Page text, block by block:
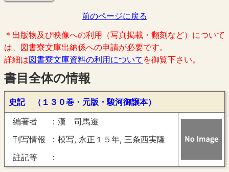
前のページに戻る
＊出版物及び映像への利用（写真掲載・翻刻など）について
は、図書寮文庫出納係への申請が必要です。
詳細は図書寮文庫資料の利用について を御覧下さい。
書目全体の情報
史記 （１３０巻・元版・駿河御譲本）
編著者
漢 司馬遷
刊写情報
模写, 永正１５年, 三条西実隆
註記等